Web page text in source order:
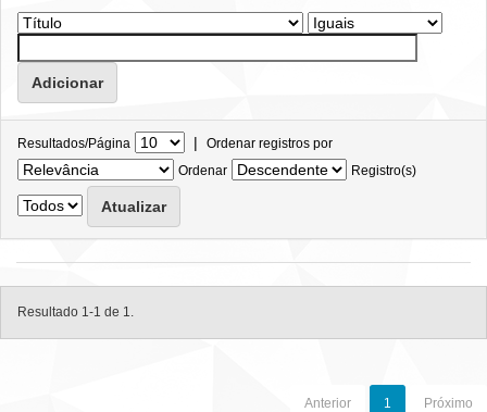
Resultados/Página | Ordenar registros por
Ordenar
Registro(s)
Resultado 1-1 de 1.
Anterior 1 Próximo